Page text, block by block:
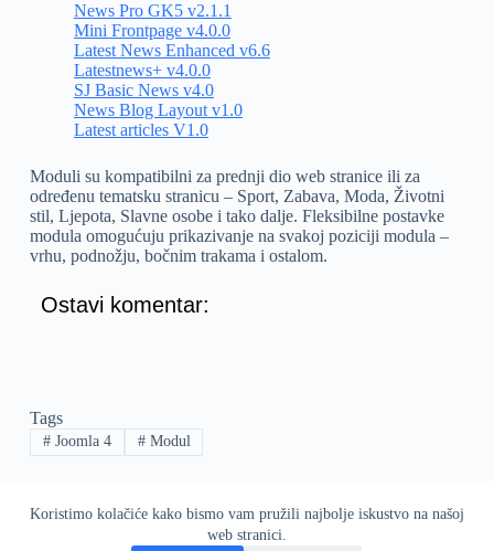
Koristimo kolačiće kako bismo vam pružili najbolje iskustvo na našoj
web stranici.
News Pro GK5 v2.1.1
Mini Frontpage v4.0.0
Latest News Enhanced v6.6
Latestnews+ v4.0.0
SJ Basic News v4.0
News Blog Layout v1.0
Latest articles V1.0
Moduli su kompatibilni za prednji dio web stranice ili za
određenu tematsku stranicu – Sport, Zabava, Moda, Životni
stil, Ljepota, Slavne osobe i tako dalje. Fleksibilne postavke
modula omogućuju prikazivanje na svakoj poziciji modula –
vrhu, podnožju, bočnim trakama i ostalom.
Ostavi komentar:
Tags
#Joomla 4 #Modul
Copyright © 2026 - WEBobrt.COM